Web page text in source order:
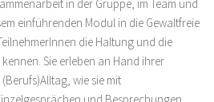
in der Gruppe, im Team und
einführenden Modul in die Gewaltfreie
die Haltung und die
Sie erleben an Hand ihrer
wie sie mit